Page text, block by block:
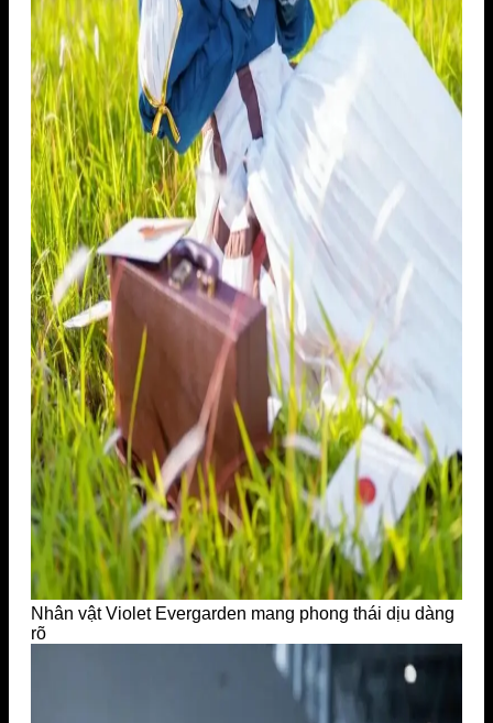
Nhân vật Violet Evergarden mang phong thái dịu dàng
rõ